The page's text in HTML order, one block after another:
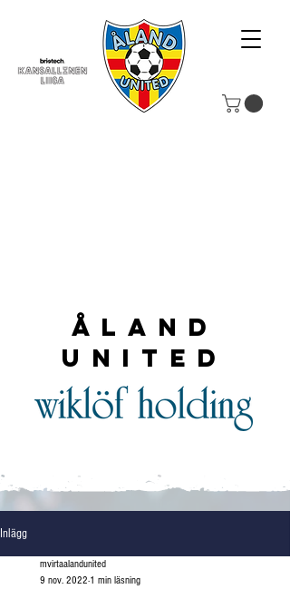
Åland
United
Inlägg
mvirtaalandunited
9 nov. 2022 1 min läsning